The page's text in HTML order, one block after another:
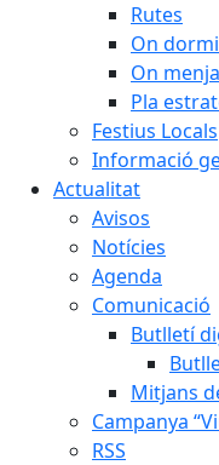
Rutes
On
On
Pla
Festius Locals
Informació
Actualitat
Avisos
Notícies
Agenda
Comunicació
Butlletí
Mitjans
Campanya
RSS